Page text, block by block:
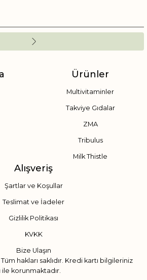
Ürünler
Multivitaminler
Takviye Gıdalar
ZMA
Tribulus
Milk Thistle
Alışveriş
Şartlar ve Koşullar
Teslimat ve İadeler
Gizlilik Politikası
KVKK
Bize Ulaşın
hakları saklıdır. Kredi kartı bilgileriniz
ile korunmaktadır.